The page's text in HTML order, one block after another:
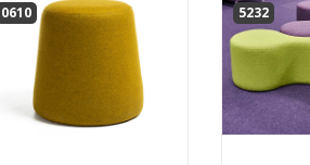
0610 5232